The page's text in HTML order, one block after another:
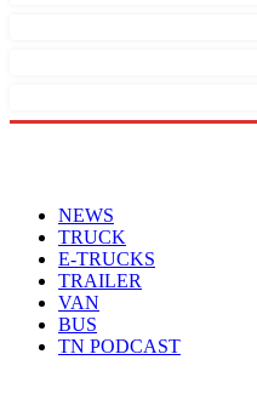
NEWS
TRUCK
E-TRUCKS
TRAILER
VAN
BUS
TN PODCAST